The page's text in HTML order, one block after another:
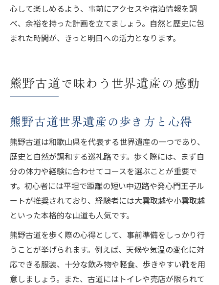
心して楽しめるよう、事前にアクセスや宿泊情報を調
べ、余裕を持った計画を立てましょう。自然と歴史に包
まれた時間が、きっと明日への活力となります。
熊野古道で味わう世界遺産の感動
熊野古道世界遺産の歩き方と心得
熊野古道は和歌山県を代表する世界遺産の一つであり、
歴史と自然が調和する巡礼路です。歩く際には、まず自
分の体力や経験に合わせてコースを選ぶことが重要で
す。初心者には平坦で距離の短い中辺路や発心門王子ル
ートが推奨されており、経験者には大雲取越や小雲取越
といった本格的な山道も人気です。
熊野古道を歩く際の心得として、事前準備をしっかり行
うことが挙げられます。例えば、天候や気温の変化に対
応できる服装、十分な飲み物や軽食、歩きやすい靴を用
意しましょう。また、古道にはトイレや売店が限られて